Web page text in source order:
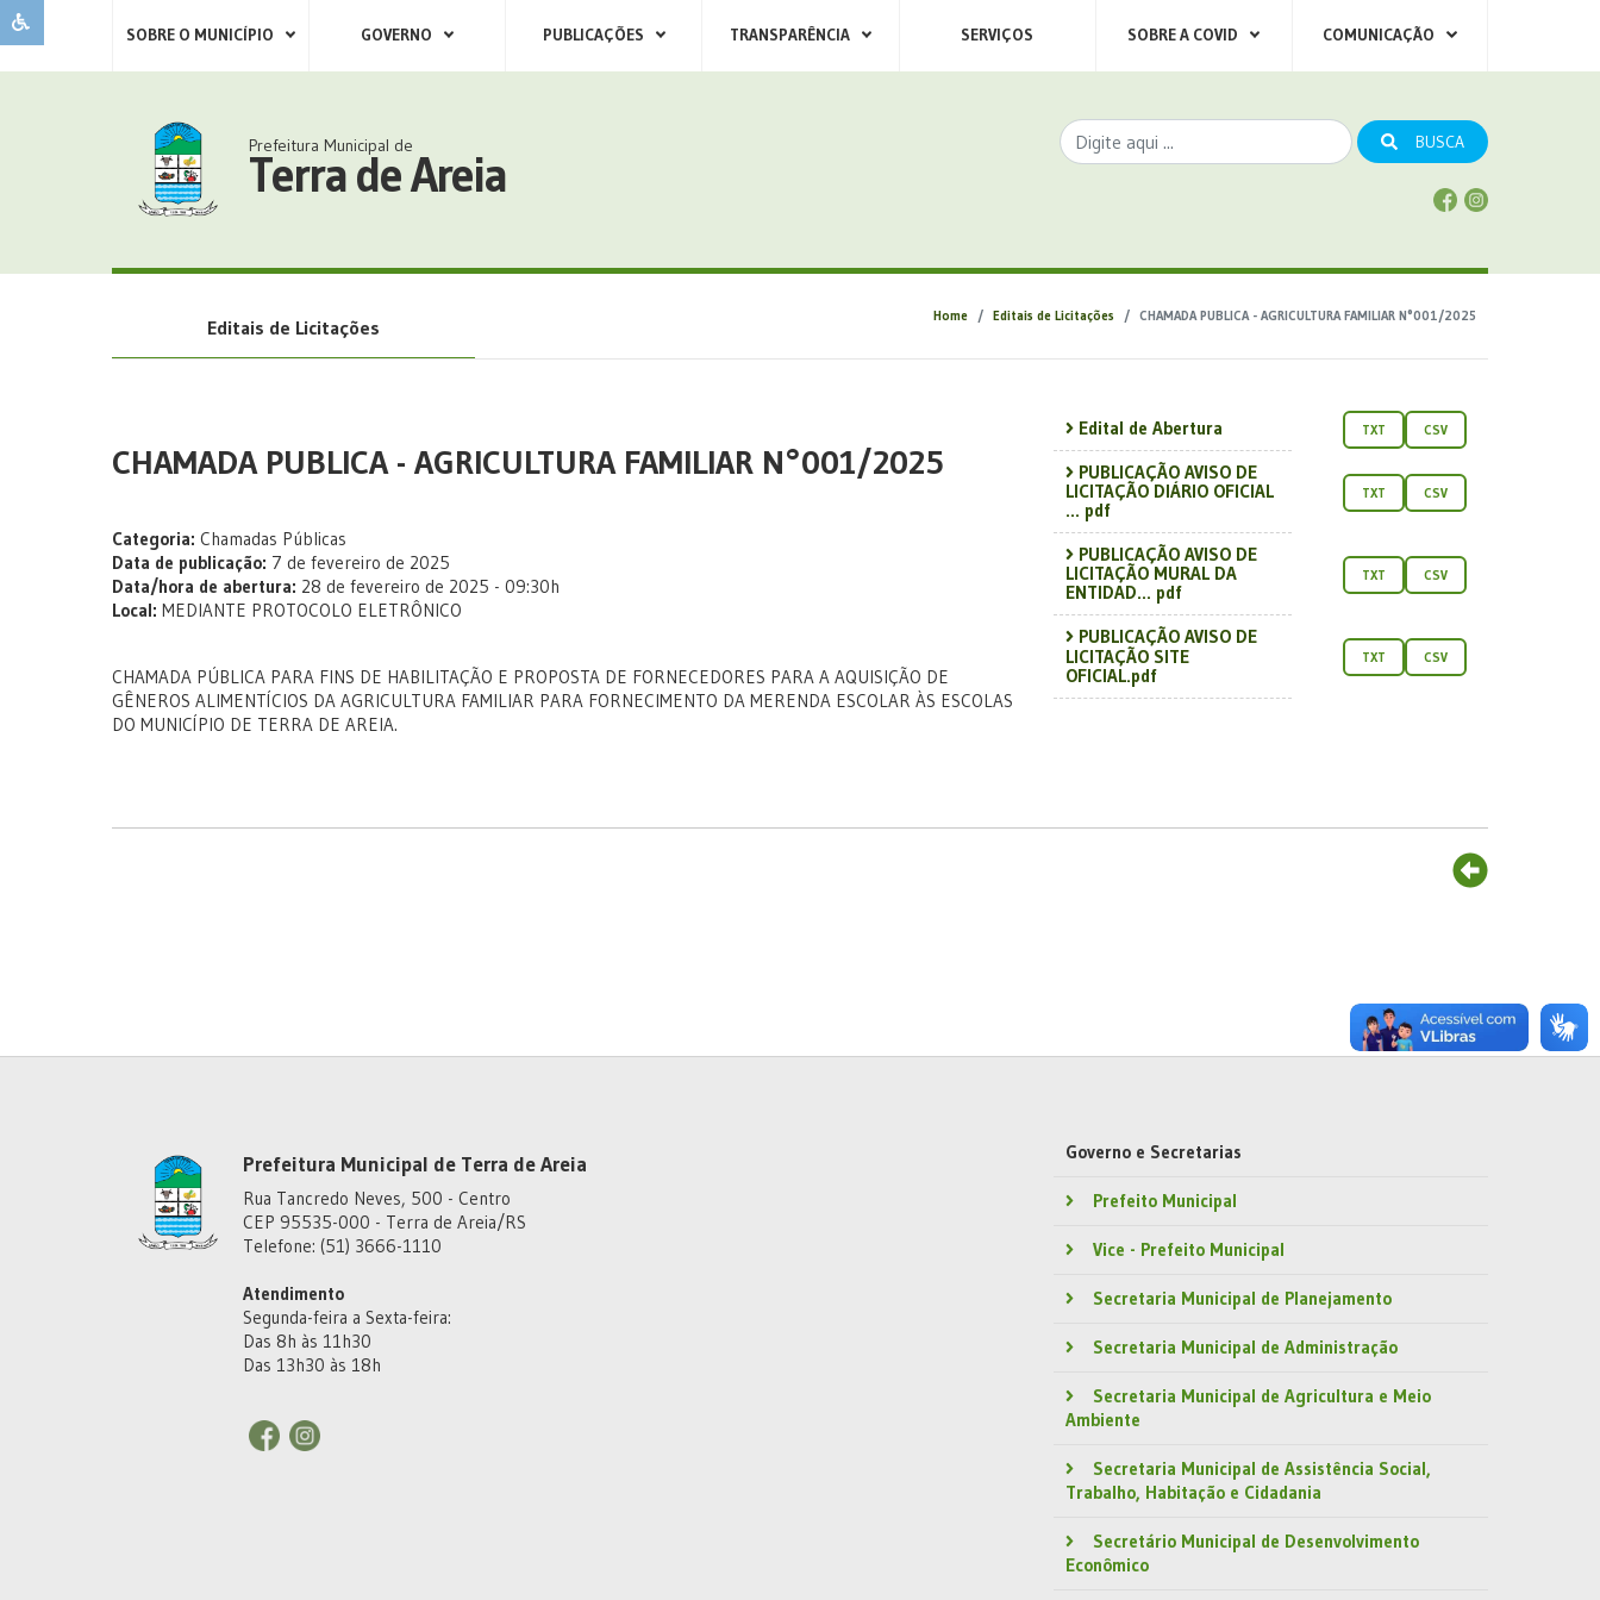
SOBRE O MUNICÍPIO GOVERNO PUBLICAÇÕES TRANSPARÊNCIA SERVIÇOS SOBRE A COVID COMUNICAÇÃO
Prefeitura Municipal de
Terra de Areia
BUSCA
Editais de Licitações Home Editais de Licitações CHAMADA PUBLICA - AGRICULTURA FAMILIAR N°001/2025
CHAMADA PUBLICA - AGRICULTURA FAMILIAR N°001/2025
Categoria: Chamadas Públicas
Data de publicação: 7 de fevereiro de 2025
Data/hora de abertura: 28 de fevereiro de 2025 - 09:30h
Local: MEDIANTE PROTOCOLO ELETRÔNICO
CHAMADA PÚBLICA PARA FINS DE HABILITAÇÃO E PROPOSTA DE FORNECEDORES PARA A AQUISIÇÃO DE
GÊNEROS ALIMENTÍCIOS DA AGRICULTURA FAMILIAR PARA FORNECIMENTO DA MERENDA ESCOLAR ÀS ESCOLAS
DO MUNICÍPIO DE TERRA DE AREIA.
Edital de Abertura TXT CSV
PUBLICAÇÃO AVISO DE
LICITAÇÃO DIÁRIO OFICIAL
... pdf
TXT CSV
PUBLICAÇÃO AVISO DE
LICITAÇÃO MURAL DA
ENTIDAD... pdf
TXT CSV
PUBLICAÇÃO AVISO DE
LICITAÇÃO SITE
OFICIAL.pdf
TXT CSV
Prefeitura Municipal de Terra de Areia
Rua Tancredo Neves, 500 - Centro
CEP 95535-000 - Terra de Areia/RS
Telefone: (51) 3666-1110
Atendimento
Segunda-feira a Sexta-feira:
Das 8h às 11h30
Das 13h30 às 18h
Governo e Secretarias
Prefeito Municipal
Vice - Prefeito Municipal
Secretaria Municipal de Planejamento
Secretaria Municipal de Administração
Secretaria Municipal de Agricultura e Meio
Ambiente
Secretaria Municipal de Assistência Social,
Trabalho, Habitação e Cidadania
Secretário Municipal de Desenvolvimento
Econômico